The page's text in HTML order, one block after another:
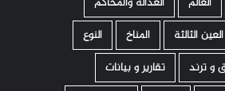
العين الثالثة المناخ
النوع
و ترند
تقارير و بيانات